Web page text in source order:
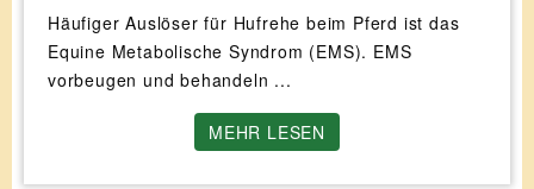
Häufiger Auslöser für Hufrehe beim Pferd ist das
Equine Metabolische Syndrom (EMS). EMS
vorbeugen und behandeln ...
MEHR LESEN